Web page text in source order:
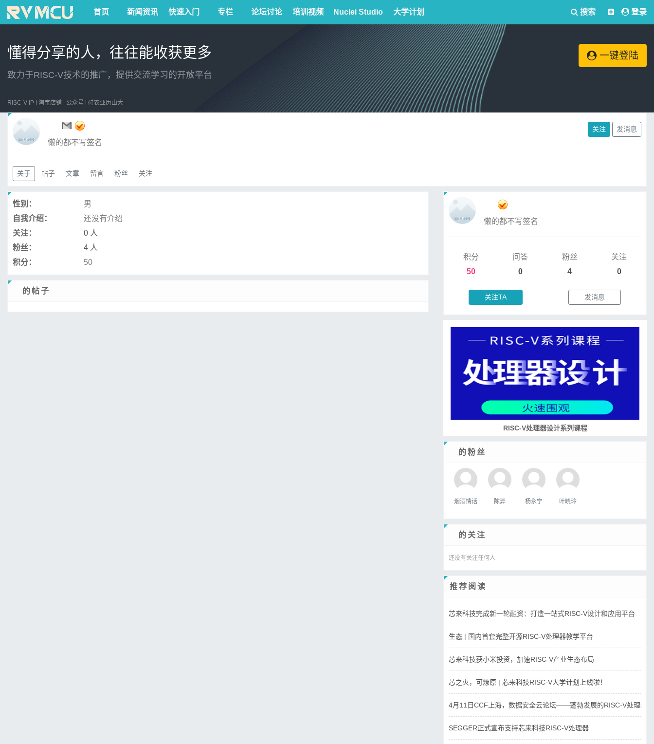
首页 新闻资讯 快速入门 专栏 论坛讨论 培训视频 Nuclei Studio 大学计划 搜索 登录
懂得分享的人，往往能收获更多
致力于RISC-V技术的推广，提供交流学习的开放平台
一键登陆
RISC-V IP 淘宝店铺 公众号 硅农亚历山大
懒的都不写签名
关注 发消息
关于 帖子 文章 留言 粉丝 关注
性别：
男
自我介绍：
还没有介绍
关注：
0 人
粉丝：
4 人
积分：
50
ㅤ的帖子
懒的都不写签名
积分
50
问答
0
粉丝
4
关注
0
关注TA 发消息
RISC-V处理器设计系列课程
ㅤ的粉丝
烟酒情话 陈羿 杨永宁 叶晓玲
ㅤ的关注
还没有关注任何人
推荐阅读
芯来科技完成新一轮融资：打造一站式RISC-V设计和应用平台
生态 | 国内首套完整开源RISC-V处理器教学平台
芯来科技获小米投资，加速RISC-V产业生态布局
芯之火，可燎原 | 芯来科技RISC-V大学计划上线啦！
4月11日CCF上海，数据安全云论坛——蓬勃发展的RISC-V处理器
SEGGER正式宣布支持芯来科技RISC-V处理器